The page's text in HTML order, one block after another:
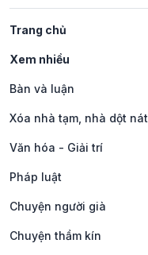
Trang chủ
Xem nhiều
Bàn và luận
Xóa nhà tạm, nhà dột nát
Văn hóa - Giải trí
Pháp luật
Chuyện người già
Chuyện thầm kín